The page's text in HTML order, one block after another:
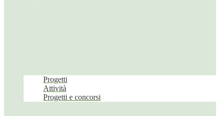
Progetti
Attività
Progetti e concorsi